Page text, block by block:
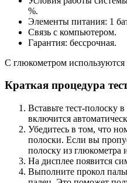
%.
Элементы питания: 1
Связь с компьютером.
Гарантия: бессрочная.
С глюкометром
Краткая процедура
Вставьте тест-полоску
включится
Убедитесь в том, что
полоски. Если вы
полоску из глюкометра
На дисплее появится
Выполните прокол